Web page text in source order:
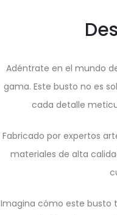
Adéntrate en el mundo
gama. Este busto no es
cada detalle
Fabricado por expertos
materiales de alta
Imagina cómo este busto